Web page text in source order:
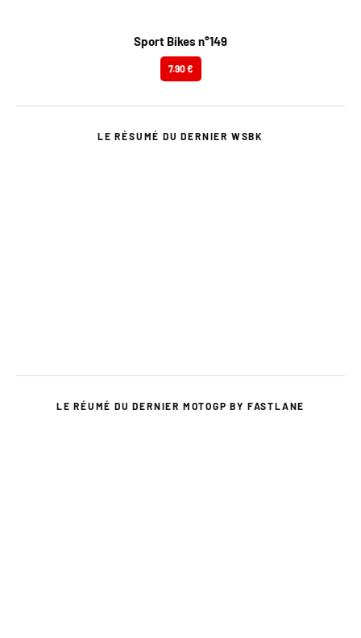
Sport Bikes n°149
7.90 €
LE RÉSUMÉ DU DERNIER WSBK
LE RÉUMÉ DU DERNIER MOTOGP BY FASTLANE